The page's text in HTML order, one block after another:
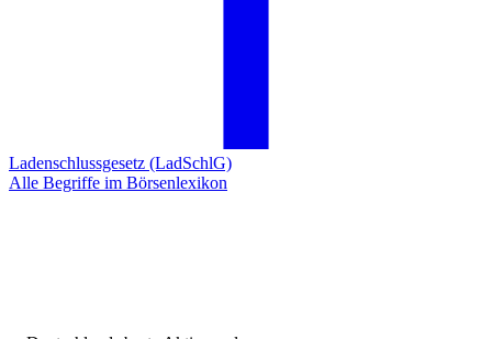
Ladenschlussgesetz (LadSchlG)
Alle Begriffe im Börsenlexikon